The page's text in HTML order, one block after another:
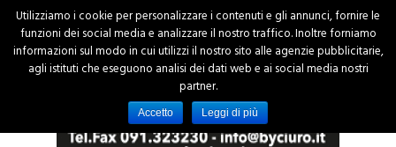
Utilizziamo i cookie per personalizzare i contenuti e gli annunci, fornire le
funzioni dei social media e analizzare il nostro traffico. Inoltre forniamo
informazioni sul modo in cui utilizzi il nostro sito alle agenzie pubblicitarie,
agli istituti che eseguono analisi dei dati web e ai social media nostri
partner.
Accetto Leggi di più